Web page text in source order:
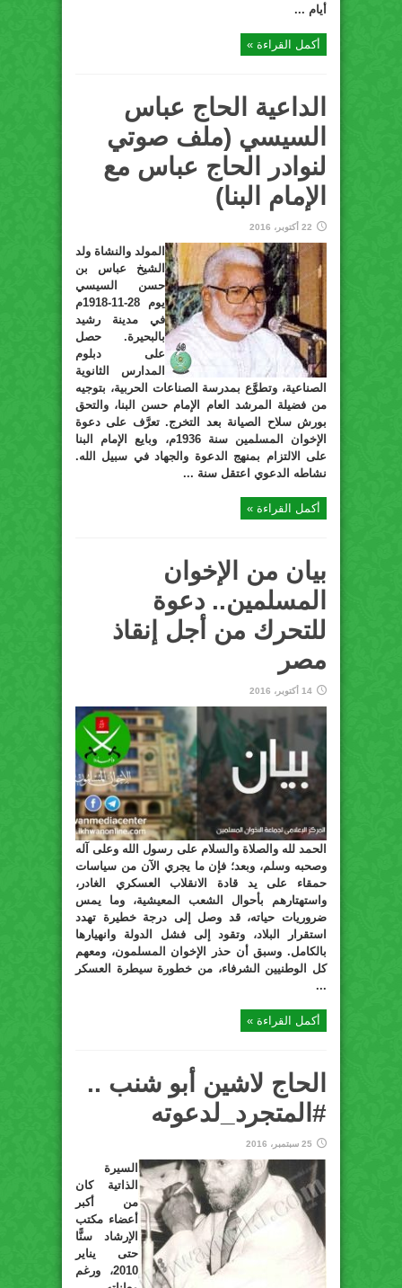
أيام ...
أكمل القراءة »
الداعية الحاج عباس
السيسي (ملف صوتي
لنوادر الحاج عباس مع
الإمام البنا)
22 أكتوبر، 2016
المولد والنشاة ولد
الشيخ عباس بن
حسن السيسي
يوم 28-11-1918م
في مدينة رشيد
بالبحيرة. حصل
على دبلوم
المدارس الثانوية
الصناعية، وتطوَّع بمدرسة الصناعات الحربية، بتوجيه
من فضيلة المرشد العام الإمام حسن البنا، والتحق
بورش سلاح الصيانة بعد التخرج. تعرَّف على دعوة
الإخوان المسلمين سنة 1936م، وبايع الإمام البنا
على الالتزام بمنهج الدعوة والجهاد في سبيل الله.
نشاطه الدعوي اعتقل سنة ...
أكمل القراءة »
بيان من الإخوان
المسلمين.. دعوة
للتحرك من أجل إنقاذ
مصر
14 أكتوبر، 2016
الحمد لله والصلاة والسلام على رسول الله وعلى آله
وصحبه وسلم، وبعد؛ فإن ما يجري الآن من سياسات
حمقاء على يد قادة الانقلاب العسكري الغادر،
واستهتارهم بأحوال الشعب المعيشية، وما يمس
ضروريات حياته، قد وصل إلى درجة خطيرة تهدد
استقرار البلاد، وتقود إلى فشل الدولة وانهيارها
بالكامل. وسبق أن حذر الإخوان المسلمون، ومعهم
كل الوطنيين الشرفاء، من خطورة سيطرة العسكر
...
أكمل القراءة »
الحاج لاشين أبو شنب ..
#المتجرد_لدعوته
25 سبتمبر، 2016
السيرة
الذاتية كان
من أكبر
أعضاء مكتب
الإرشاد سنًّا
حتى يناير
2010، ورغم